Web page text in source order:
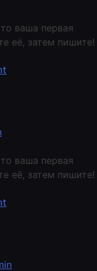
ваша первая
её, затем пишите!
ваша первая
её, затем пишите!